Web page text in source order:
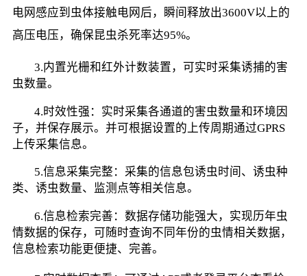
电网感应到虫体接触电网后，瞬间释放出3600V以上的
高压电压，确保昆虫杀死率达95%。
虫数量。
子，并保存展示。并可根据设置的上传周期通过GPRS
上传采集信息。
类、诱虫数量、监测点等相关信息。
情数据的保存，可随时查询不同年份的虫情相关数据，
信息检索功能更便捷、完善。